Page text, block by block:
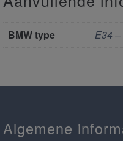
BMW type E34
Algemene